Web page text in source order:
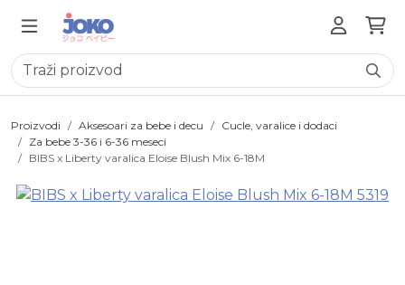
Proizvodi Aksesoari za bebe i decu
Cucle, varalice i dodaci
Za bebe 3-36 i 6-36 meseci
BIBS x Liberty varalica Eloise Blush Mix 6-18M